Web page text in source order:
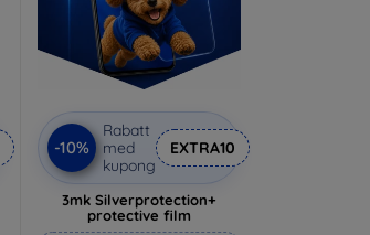
-10%
Rabatt
med
kupong
EXTRA10
3mk Silverprotection+
protective film